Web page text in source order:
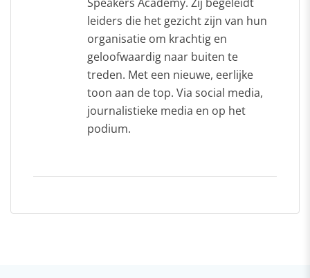
leiders die het gezicht zijn van hun
organisatie om krachtig en
geloofwaardig naar buiten te
treden. Met een nieuwe, eerlijke
toon aan de top. Via social media,
journalistieke media en op het
podium.